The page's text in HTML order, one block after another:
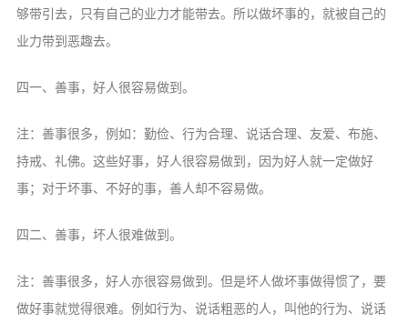
义工家园
观世音热线
菩提静修营
教理研究
学报论集
够带引去，只有自己的业力才能带去。所以做坏事的，就被自己的
业力带到恶趣去。
四一、善事，好人很容易做到。
注：善事很多，例如：勤俭、行为合理、说话合理、友爱、布施、
持戒、礼佛。这些好事，好人很容易做到，因为好人就一定做好
事；对于坏事、不好的事，善人却不容易做。
四二、善事，坏人很难做到。
注：善事很多，好人亦很容易做到。但是坏人做坏事做得惯了，要
做好事就觉得很难。例如行为、说话粗恶的人，叫他的行为、说话